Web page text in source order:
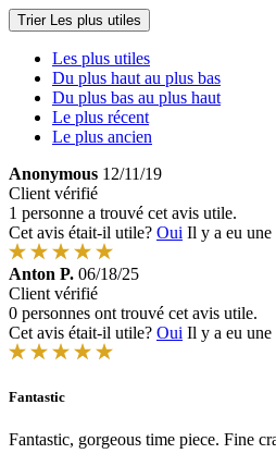
Trier Les plus utiles
Les plus utiles
Du plus haut au plus bas
Du plus bas au plus haut
Le plus récent
Le plus ancien
Anonymous 12/11/19
Client vérifié
1 personne a trouvé cet avis utile.
Cet avis était-il utile? Oui Il y a eu une
Anton P. 06/18/25
Client vérifié
0 personnes ont trouvé cet avis utile.
Cet avis était-il utile? Oui Il y a eu une
Fantastic
Fantastic, gorgeous time piece. Fine